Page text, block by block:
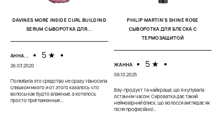
DAVINES MORE INSIDE CURL BUILDING
SERUM CЫВОРОТКА ДЛЯ...
АННА... • 5 ★ •
26.03.2020
Полюбила это средство не сразу. Наносила
слишком много и от этого казалось что
волосы как будто влажные, а хотелось
просто приглаженные....
PHILIP MARTIN’S SHINE ROSE
СЫВОРОТКА ДЛЯ БЛЕСКА C
ТЕРМОЗАЩИТОЙ
ЖАННА • 5 ★ •
06.10.2025
Вау-продукт та найкраще, що я купувала
останнім часом. Сироватка дає такий
неймовірний блиск, що волосся виглядає як
після професійної...